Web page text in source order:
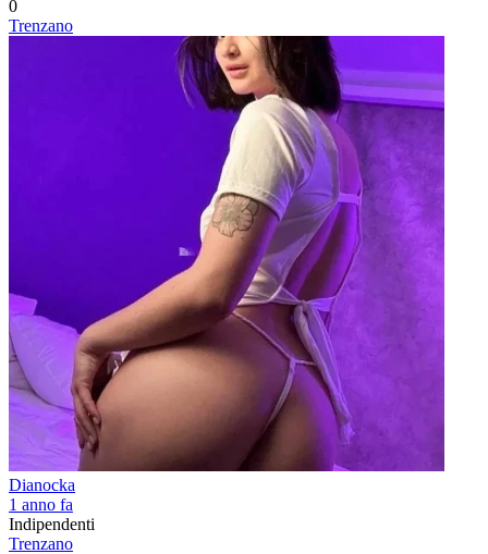
0
Trenzano
Dianocka
1 anno fa
Indipendenti
Trenzano